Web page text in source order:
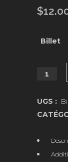
$
Billet
quantité
Gala
UGS :